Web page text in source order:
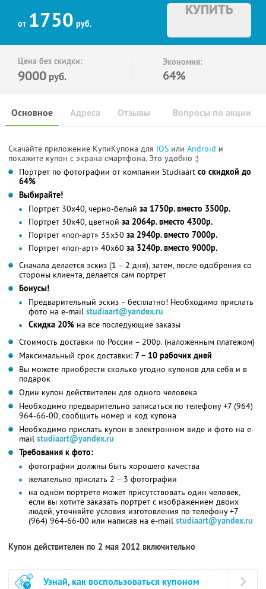
от 1750 руб.
КУПИТЬ
Цена без скидки:
9000 руб.
Экономия:
64%
Основное Отзывы Вопросы по акции
Адреса
Скачайте приложение КупиКупона для IOS или Android и
покажите купон с экрана смартфона. Это удобно :)
Портрет по фотографии от компании Studiaart со скидкой до
64%
Выбирайте!
Портрет 30х40, черно-белый за 1750р. вместо 3500р.
Портрет 30х40, цветной за 2064р. вместо 4300р.
Портрет «поп-арт» 35х50 за 2940р. вместо 7000р.
Портрет «поп-арт» 40х60 за 3240р. вместо 9000р.
Сначала делается эскиз (1 – 2 дня), затем, после одобрения со
стороны клиента, делается сам портрет
Бонусы!
Предварительный эскиз – бесплатно! Необходимо прислать
фото на e-mail studiaart@yandex.ru
Скидка 20% на все последующие заказы
Стоимость доставки по России – 200р. (наложенным платежом)
Максимальный срок доставки: 7 – 10 рабочих дней
Вы можете приобрести сколько угодно купонов для себя и в
подарок
Один купон действителен для одного человека
Необходимо предварительно записаться по телефону +7 (964)
964-66-00, сообщить номер и код купона
Необходимо прислать купон в электронном виде и фото на e-
mail studiaart@yandex.ru
Требования к фото:
фотографии должны быть хорошего качества
желательно прислать 2 – 3 фотографии
на одном портрете может присутствовать один человек,
если вы хотите заказать портрет с изображением двоих
людей, уточняйте условия изготовления по телефону +7
(964) 964-66-00 или написав на e-mail studiaart@yandex.ru
Купон действителен по 2 мая 2012 включительно
Узнай, как воспользоваться купоном